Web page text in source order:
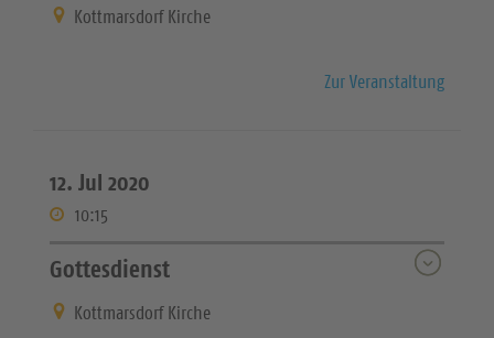
Kottmarsdorf Kirche
Zur Veranstaltung
12. Jul 2020
10:15
Gottesdienst
Kottmarsdorf Kirche